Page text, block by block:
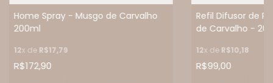
Home Spray - Musgo de Carvalho
200ml
12x de R$17,79
R$172,90
Refil Difusor de
de Carvalho -
12x de R$10,18
R$99,00